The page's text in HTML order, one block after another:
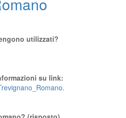
utilizzati?
su link:
.